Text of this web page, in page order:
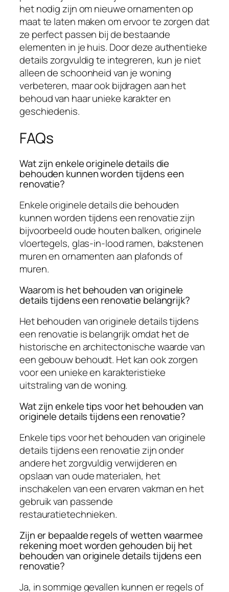
het nodig zijn om nieuwe ornamenten op
maat te laten maken om ervoor te zorgen dat
ze perfect passen bij de bestaande
elementen in je huis. Door deze authentieke
details zorgvuldig te integreren, kun je niet
alleen de schoonheid van je woning
verbeteren, maar ook bijdragen aan het
behoud van haar unieke karakter en
geschiedenis.
FAQs
Wat zijn enkele originele details die
behouden kunnen worden tijdens een
renovatie?
Enkele originele details die behouden
kunnen worden tijdens een renovatie zijn
bijvoorbeeld oude houten balken, originele
vloertegels, glas-in-lood ramen, bakstenen
muren en ornamenten aan plafonds of
muren.
Waarom is het behouden van originele
details tijdens een renovatie belangrijk?
Het behouden van originele details tijdens
een renovatie is belangrijk omdat het de
historische en architectonische waarde van
een gebouw behoudt. Het kan ook zorgen
voor een unieke en karakteristieke
uitstraling van de woning.
Wat zijn enkele tips voor het behouden van
originele details tijdens een renovatie?
Enkele tips voor het behouden van originele
details tijdens een renovatie zijn onder
andere het zorgvuldig verwijderen en
opslaan van oude materialen, het
inschakelen van een ervaren vakman en het
gebruik van passende
restauratietechnieken.
Zijn er bepaalde regels of wetten waarmee
rekening moet worden gehouden bij het
behouden van originele details tijdens een
renovatie?
Ja, in sommige gevallen kunnen er regels of